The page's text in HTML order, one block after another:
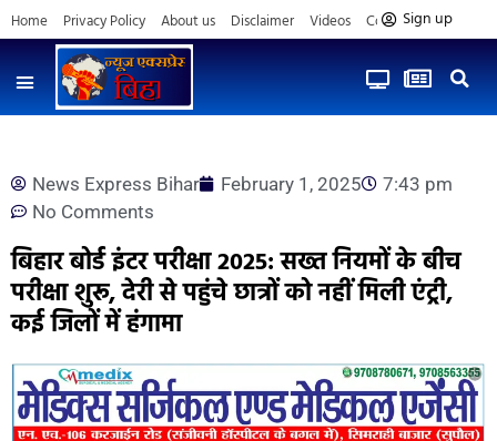
Home Privacy Policy About us Disclaimer Videos Contact us
Sign up
News Express Bihar February 1, 2025
7:43 pm
No Comments
बिहार बोर्ड इंटर परीक्षा 2025: सख्त नियमों के बीच
परीक्षा शुरू, देरी से पहुंचे छात्रों को नहीं मिली एंट्री,
कई जिलों में हंगामा